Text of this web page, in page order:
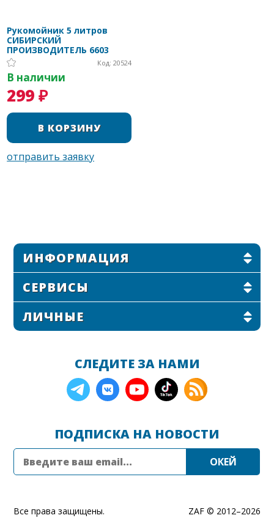
Рукомойник 5 литров
СИБИРСКИЙ
ПРОИЗВОДИТЕЛЬ 6603
Код: 20524
В наличии
299 ₽
ИНФОРМАЦИЯ
СЕРВИСЫ
ЛИЧНЫЕ
СЛЕДИТЕ ЗА НАМИ
ПОДПИСКА НА НОВОСТИ
ZAF © 2012–2026
Все права защищены.